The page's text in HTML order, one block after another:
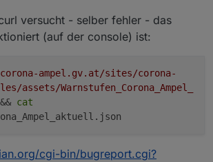
Version ? Meine ist 12.18.3.
versucht - selber fehler - das
(auf der console) ist:
ampel.gv.at/sites/corona-
assets/Warnstufen_Corona_Ampel_
&& cat
cgi-bin/bugreport.cgi?